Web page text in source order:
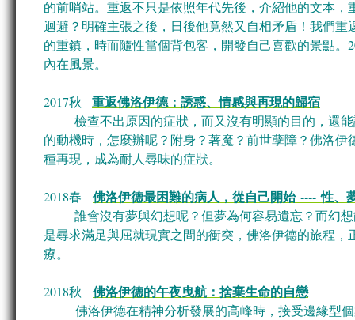
的前哨站。重返不只是依照年代先後，介紹他的文本
迴避？明確主張之後，日後他竟然又自相矛盾！我們
的重鎮，時而隨性當個背包客，開發自己喜歡的景點
內在風景。
2017秋 重返佛洛伊德：誘惑、情感與再現的歸宿
檢查不出原因的症狀，而又沒有明顯的目的，還能
的動機時，怎麼辦呢？附身？著魔？前世孽障？佛洛
種再現，成為耐人尋味的症狀。
2018春 佛洛伊德最困難的病人，從自己開始 ---- 性、
誰會沒有夢與幻想呢？但夢為何容易遺忘？而幻想
是尋求滿足與屈就現實之間的衝突，佛洛伊德的旅程
療。
2018秋 佛洛伊德的午夜曳航：捨棄生命的自戀
佛洛伊德在精神分析發展的高峰時，接受邊緣型